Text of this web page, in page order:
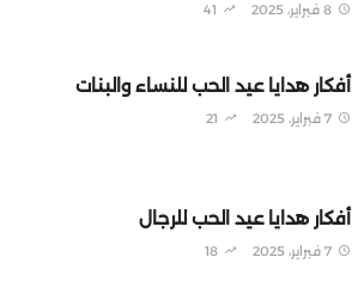
8 فبراير، 2025 41
أفكار هدايا عيد الحب للنساء والبنات
7 فبراير، 2025 21
أفكار هدايا عيد الحب للرجال
7 فبراير، 2025 18